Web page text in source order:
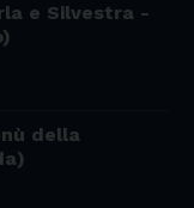
e Silvestra -
della